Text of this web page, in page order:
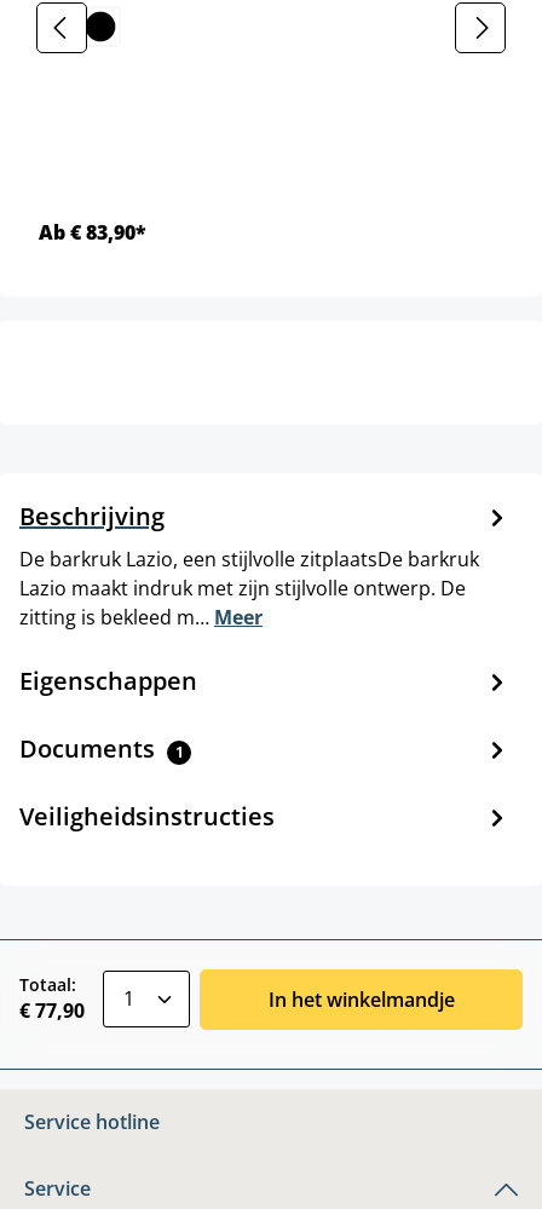
Ab € 83,90*
Beschrijving
De barkruk Lazio, een stijlvolle zitplaatsDe barkruk
Lazio maakt indruk met zijn stijlvolle ontwerp. De
zitting is bekleed m… Meer
Eigenschappen
Documents 1
Veiligheidsinstructies
Totaal:
€ 77,90 In het winkelmandje
Service hotline
Service